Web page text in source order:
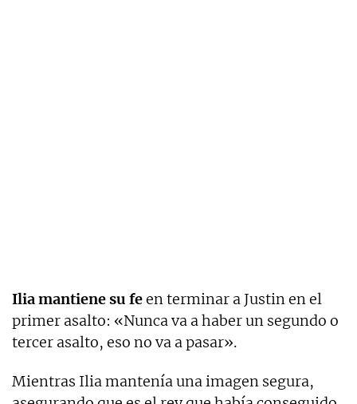
Ilia mantiene su feen terminar a Justin en el
primer asalto: «Nunca va a haber un segundo o
tercer asalto, eso no va a pasar».
Mientras Ilia mantenía una imagen segura,